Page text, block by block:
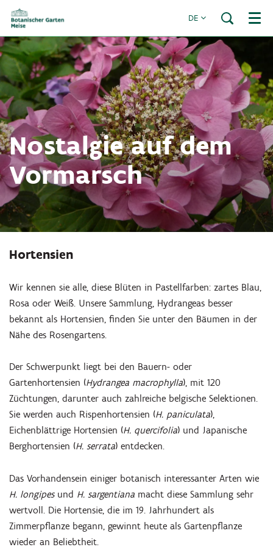
DE Menü
Nostalgie auf dem
Vormarsch
Hortensien
Wir kennen sie alle, diese Blüten in Pastellfarben: zartes Blau,
Rosa oder Weiß. Unsere Sammlung, Hydrangeas besser
bekannt als Hortensien, finden Sie unter den Bäumen in der
Nähe des Rosengartens.
Der Schwerpunkt liegt bei den Bauern- oder
Gartenhortensien (Hydrangea macrophylla), mit 120
Züchtungen, darunter auch zahlreiche belgische Selektionen.
Sie werden auch Rispenhortensien (H. paniculata),
Eichenblättrige Hortensien (H. quercifolia) und Japanische
Berghortensien (H. serrata) entdecken.
Das Vorhandensein einiger botanisch interessanter Arten wie
H. longipesund H. sargentiana macht diese Sammlung sehr
wertvoll. Die Hortensie, die im 19. Jahrhundert als
Zimmerpflanze begann, gewinnt heute als Gartenpflanze
wieder an Beliebtheit.
Hineinzoomen